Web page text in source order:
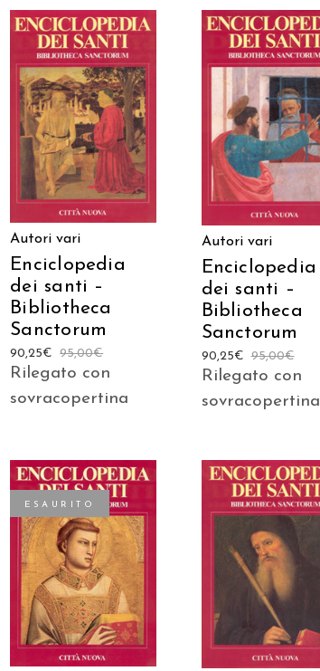
AGGIUNGI AL
CARRELLO
Autori vari
Enciclopedia
dei santi –
Bibliotheca
Sanctorum
95,00€
90,25€
Rilegato con
sovracopertina
AGGIUNGI AL
CARRELLO
Autori vari
Enciclopedia
dei santi –
Bibliotheca
Sanctorum
95,00€
90,25€
Rilegato con
sovracopertina
ESAURITO
LEGGI TUTTO
AGGIUNGI AL
CARRELLO